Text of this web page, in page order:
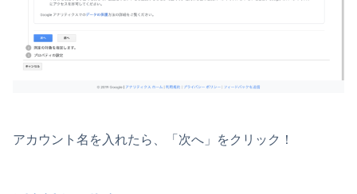
アカウント名を入れたら、「次へ」をクリック！